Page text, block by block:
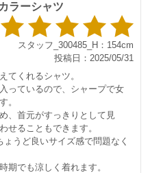
ラーシャツ
スタッフ_300485_H：154cm
投稿日：2025/05/31
てくれるシャツ。
っているので、シャープで女
。
、首元がすっきりとして見
せることもできます。
うど良いサイズ感で問題なく
期でも涼しく着れます。